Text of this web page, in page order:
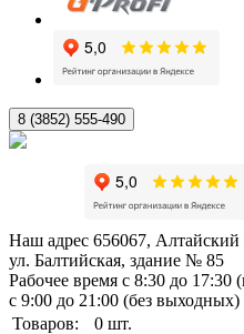
8 (3852) 555-490
Наш адрес 656067, Алтайский
ул. Балтийская, здание № 85
Рабочее время с 8:30 до 17:30
с 9:00 до 21:00 (без выходных)
Товаров:
0 шт.